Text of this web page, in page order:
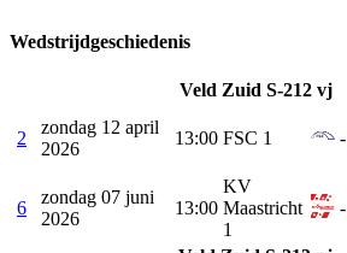
Wedstrijdgeschiedenis
Veld Zuid S-212 vj
2
zondag 12 april
2026
13:00 FSC 1 -
6
zondag 07 juni
2026
13:00
KV
Maastricht
1
-